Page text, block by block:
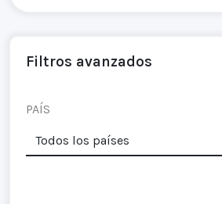
Filtros avanzados
PAÍS